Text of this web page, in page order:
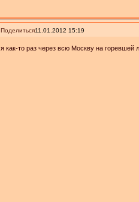
Поделиться11.01.2012 15:19
я как-то раз через всю Москву на горевшей